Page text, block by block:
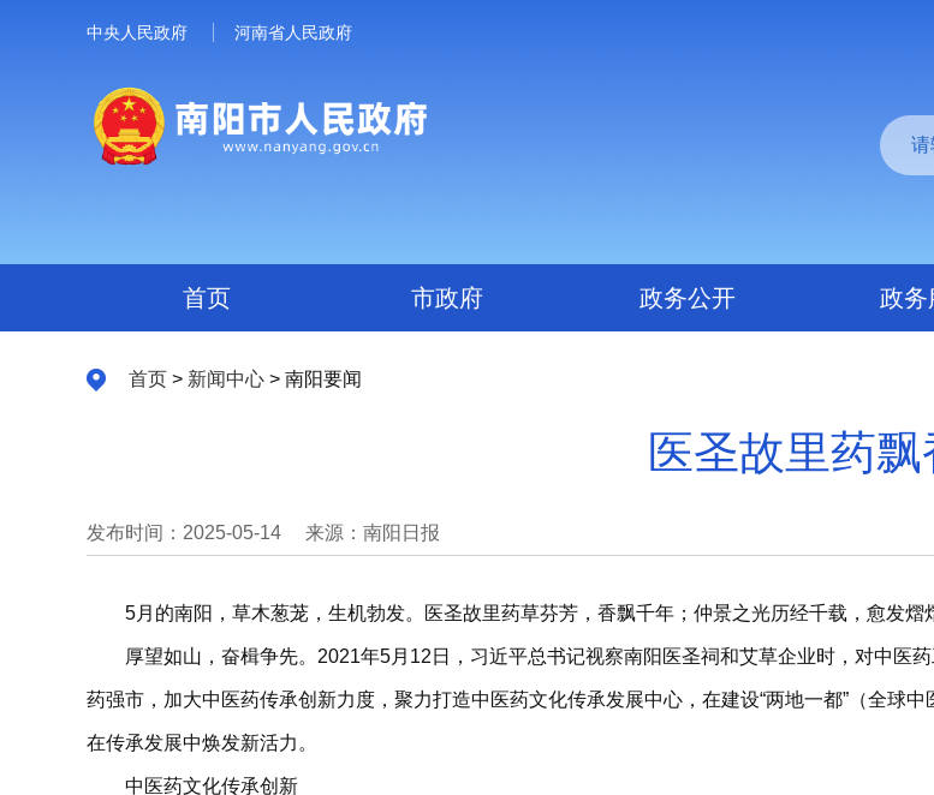
中央人民政府 河南省人民政府
首页 市政府 政务公开 政务
首页 > 新闻中心 > 南阳要闻
医圣故里药飘
发布时间：2025-05-14 来源：南阳日报
5月的南阳，草木葱茏，生机勃发。医圣故里药草芬芳，香飘千年；仲景之光历经千载，愈发熠
厚望如山，奋楫争先。2021年5月12日，习近平总书记视察南阳医圣祠和艾草企业时，对中医
药强市，加大中医药传承创新力度，聚力打造中医药文化传承发展中心，在建设“两地一都”（全球
在传承发展中焕发新活力。
中医药文化传承创新